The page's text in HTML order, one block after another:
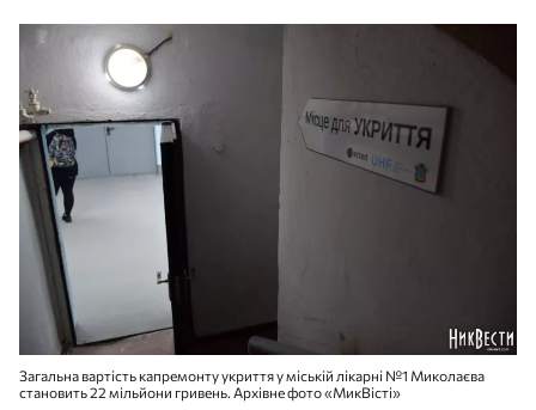
Загальна вартість капремонту укриття у міській лікарні №1 Миколаєва
становить 22 мільйони гривень. Архівне фото «МикВісті»